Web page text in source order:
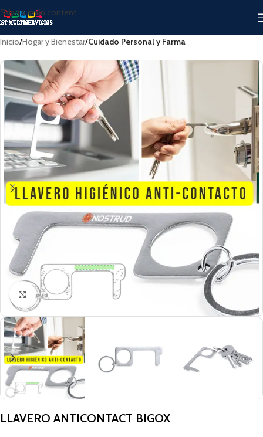
Skip to main content
Inicio Hogar y Bienestar Cuidado Personal y Farma
Click to enlarge
LLAVERO ANTICONTACT BIGOX